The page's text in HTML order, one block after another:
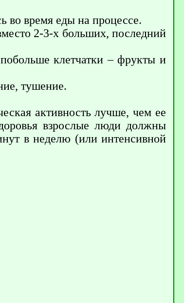
во время еды на процессе.
2-3-х больших, последний
клетчатки – фрукты и
тушение.
активность лучше, чем ее
взрослые люди должны
в неделю (или интенсивной